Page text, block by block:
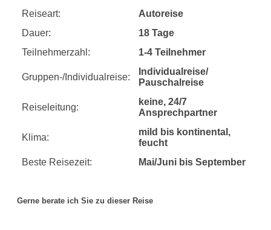
Reiseart:
Autoreise
Dauer:
18 Tage
Teilnehmerzahl:
1-4 Teilnehmer
Gruppen-/Individualreise:
Individualreise/
Pauschalreise
Reiseleitung:
keine, 24/7
Ansprechpartner
Klima:
mild bis kontinental,
feucht
Beste Reisezeit:
Mai/Juni bis September
Gerne berate ich Sie zu dieser Reise